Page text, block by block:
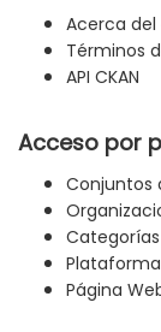
Acerca
Términos
API CKAN
Acceso por
Conjuntos
Categorías
Página